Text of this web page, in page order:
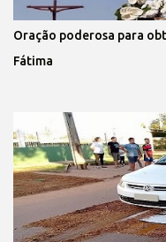
Oração poderosa para
Fátima